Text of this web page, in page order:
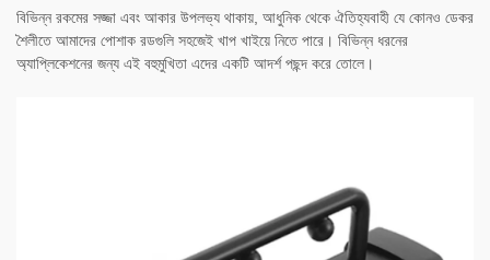
বিভিন্ন রকমের সজ্জা এবং আকার উপলভ্য থাকায়, আধুনিক থেকে ঐতিহ্যবাহী যে কোনও ডেকর
শৈলীতে আমাদের পোশাক রডগুলি সহজেই খাপ খাইয়ে নিতে পারে। বিভিন্ন ধরনের
অ্যাপ্লিকেশনের জন্য এই বহুমুখিতা এদের একটি আদর্শ পছন্দ করে তোলে।